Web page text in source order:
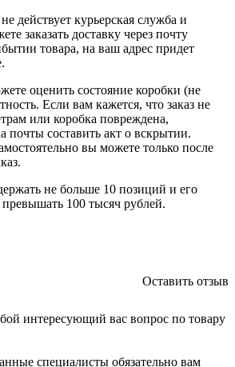
действует курьерская служба и
заказать доставку через почту
товара, на ваш адрес придет
оценить состояние коробки (не
Если вам кажется, что заказ не
или коробка повреждена,
почты составить акт о вскрытии.
вы можете только после
не больше 10 позиций и его
100 тысяч рублей.
Оставить отзыв
интересующий вас вопрос по товару
специалисты обязательно вам